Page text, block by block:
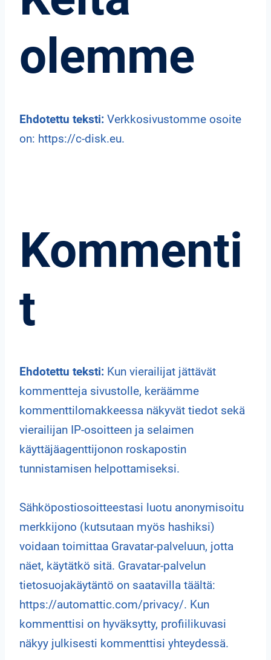
olemme
Ehdotettu teksti: Verkkosivustomme osoite
on: https://c-disk.eu.
Kommenti
t
Ehdotettu teksti: Kun vierailijat jättävät
kommentteja sivustolle, keräämme
kommenttilomakkeessa näkyvät tiedot sekä
vierailijan IP-osoitteen ja selaimen
käyttäjäagenttijonon roskapostin
tunnistamisen helpottamiseksi.
Sähköpostiosoitteestasi luotu anonymisoitu
merkkijono (kutsutaan myös hashiksi)
voidaan toimittaa Gravatar-palveluun, jotta
näet, käytätkö sitä. Gravatar-palvelun
tietosuojakäytäntö on saatavilla täältä:
https://automattic.com/privacy/. Kun
kommenttisi on hyväksytty, profiilikuvasi
näkyy julkisesti kommenttisi yhteydessä.